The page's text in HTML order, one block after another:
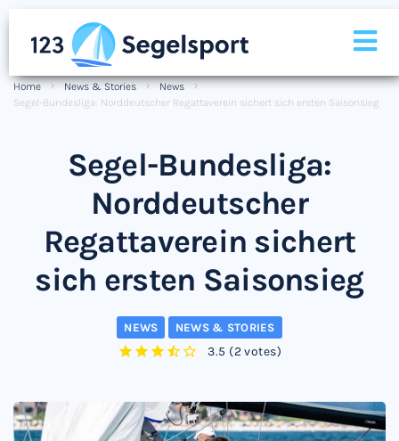
Home News & Stories
News
Segel-Bundesliga: Norddeutscher Regattaverein sichert sich ersten Saisonsieg
Segel-Bundesliga:
Norddeutscher
Regattaverein sichert
sich ersten Saisonsieg
NEWS NEWS & STORIES
3.5 (2 votes)